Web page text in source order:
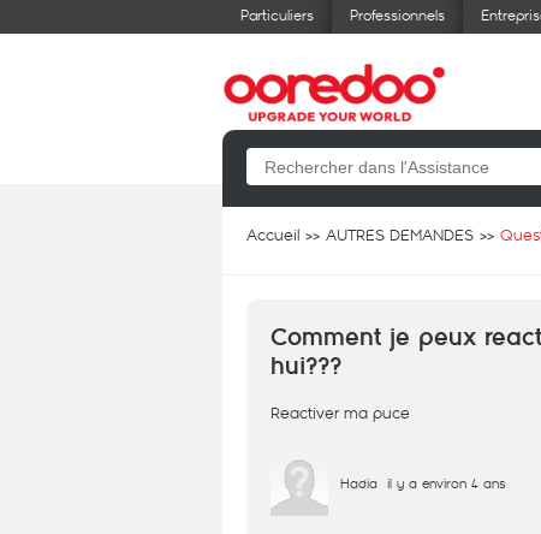
Particuliers Professionnels
Accueil AUTRES DEMANDES
Comment je peux
hui???
Reactiver ma puce
Hadia il y a environ 4 ans